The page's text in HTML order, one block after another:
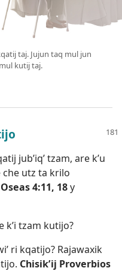
taj. Jujun taq mul jun
kutij taj.
jubʼiqʼ tzam, are kʼu
che utz ta krilo
Oseas 4:11, 18y
kʼi tzam kutijo?
ri kqatijo? Rajawaxik
Chisikʼij Proverbios